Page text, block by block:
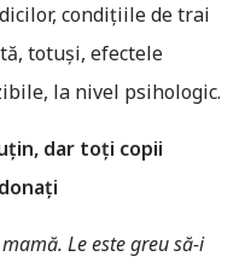
condițiile de trai
totuși, efectele
la nivel psihologic.
dar toţi copii
Le este greu să-i